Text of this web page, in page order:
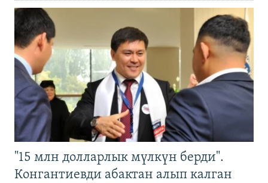
"15 млн долларлык мүлкүн берди".
Конгантиевди абактан алып калган